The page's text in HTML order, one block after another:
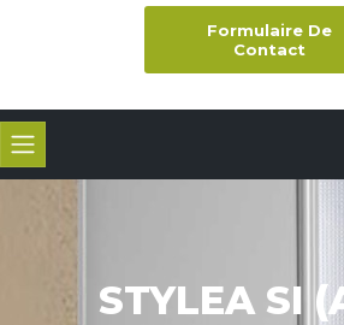
Formulaire De
Contact
STYLEA SI